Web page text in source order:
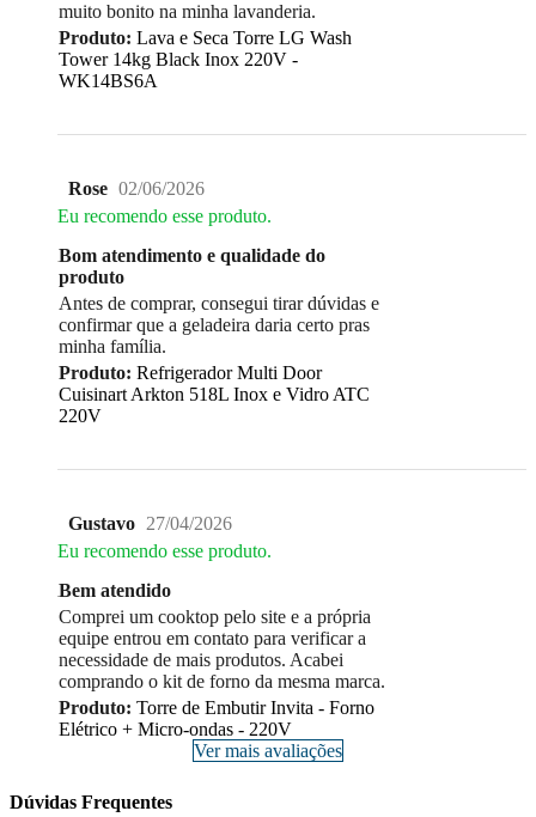
muito bonito na minha lavanderia.
Produto: Lava e Seca Torre LG Wash
Tower 14kg Black Inox 220V -
WK14BS6A
Rose 02/06/2026
Eu recomendo esse produto.
Bom atendimento e qualidade do
produto
Antes de comprar, consegui tirar dúvidas e
confirmar que a geladeira daria certo pras
minha família.
Produto: Refrigerador Multi Door
Cuisinart Arkton 518L Inox e Vidro ATC
220V
Gustavo 27/04/2026
Eu recomendo esse produto.
Bem atendido
Comprei um cooktop pelo site e a própria
equipe entrou em contato para verificar a
necessidade de mais produtos. Acabei
comprando o kit de forno da mesma marca.
Produto: Torre de Embutir Invita - Forno
Elétrico + Micro-ondas - 220V
Ver mais avaliações
Dúvidas Frequentes